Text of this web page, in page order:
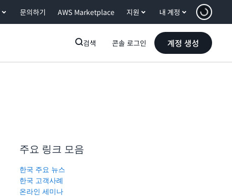
문의하기 AWS Marketplace 지원 내 계정
검색 콘솔 로그인 계정 생성
주요 링크 모음
한국 주요 뉴스
한국 고객사례
온라인 세미나